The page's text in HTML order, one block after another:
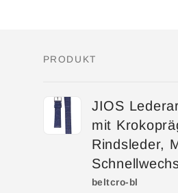
Warenkorb
PRODUKT
JIOS
mit
Rindsleder,
beltcro-bl